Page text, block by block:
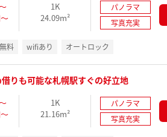
1K
24.09m²
パノラマ
写真充実
料 wifiあり オートロック
りも可能な札幌駅すぐの好立地
1K
21.16m²
パノラマ
写真充実